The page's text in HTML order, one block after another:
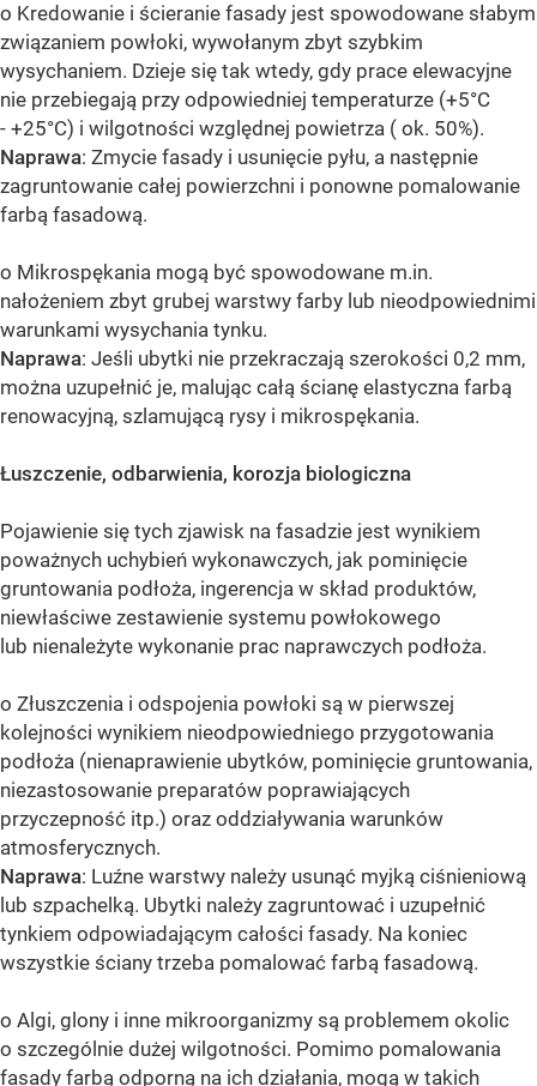
o Kredowanie i ścieranie fasady jest spowodowane słabym
związaniem powłoki, wywołanym zbyt szybkim
wysychaniem. Dzieje się tak wtedy, gdy prace elewacyjne
nie przebiegają przy odpowiedniej temperaturze (+5°C
- +25°C) i wilgotności względnej powietrza ( ok. 50%).
Naprawa: Zmycie fasady i usunięcie pyłu, a następnie
zagruntowanie całej powierzchni i ponowne pomalowanie
farbą fasadową.
o Mikrospękania mogą być spowodowane m.in.
nałożeniem zbyt grubej warstwy farby lub nieodpowiednimi
warunkami wysychania tynku.
Naprawa: Jeśli ubytki nie przekraczają szerokości 0,2 mm,
można uzupełnić je, malując całą ścianę elastyczna farbą
renowacyjną, szlamującą rysy i mikrospękania.
Łuszczenie, odbarwienia, korozja biologiczna
Pojawienie się tych zjawisk na fasadzie jest wynikiem
poważnych uchybień wykonawczych, jak pominięcie
gruntowania podłoża, ingerencja w skład produktów,
niewłaściwe zestawienie systemu powłokowego
lub nienależyte wykonanie prac naprawczych podłoża.
o Złuszczenia i odspojenia powłoki są w pierwszej
kolejności wynikiem nieodpowiedniego przygotowania
podłoża (nienaprawienie ubytków, pominięcie gruntowania,
niezastosowanie preparatów poprawiających
przyczepność itp.) oraz oddziaływania warunków
atmosferycznych.
Naprawa: Luźne warstwy należy usunąć myjką ciśnieniową
lub szpachelką. Ubytki należy zagruntować i uzupełnić
tynkiem odpowiadającym całości fasady. Na koniec
wszystkie ściany trzeba pomalować farbą fasadową.
o Algi, glony i inne mikroorganizmy są problemem okolic
o szczególnie dużej wilgotności. Pomimo pomalowania
fasady farbą odporną na ich działania, mogą w takich